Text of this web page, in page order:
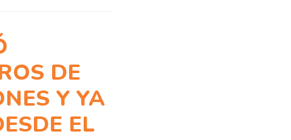
DE
Y YA
EL